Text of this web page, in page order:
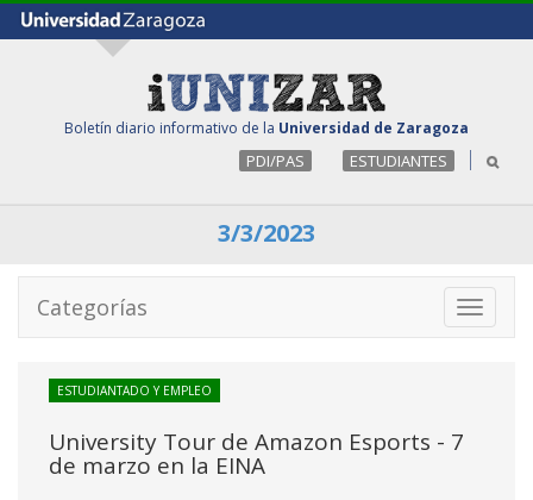
Boletín diario informativo de la Universidad de Zaragoza
PDI/PAS ESTUDIANTES
3/3/2023
Toggle
Categorías
ESTUDIANTADO Y EMPLEO
University Tour de Amazon Esports - 7
de marzo en la EINA